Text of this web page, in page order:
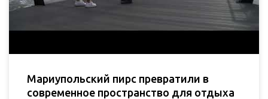
Мариупольский пирс превратили в
современное пространство для отдыха